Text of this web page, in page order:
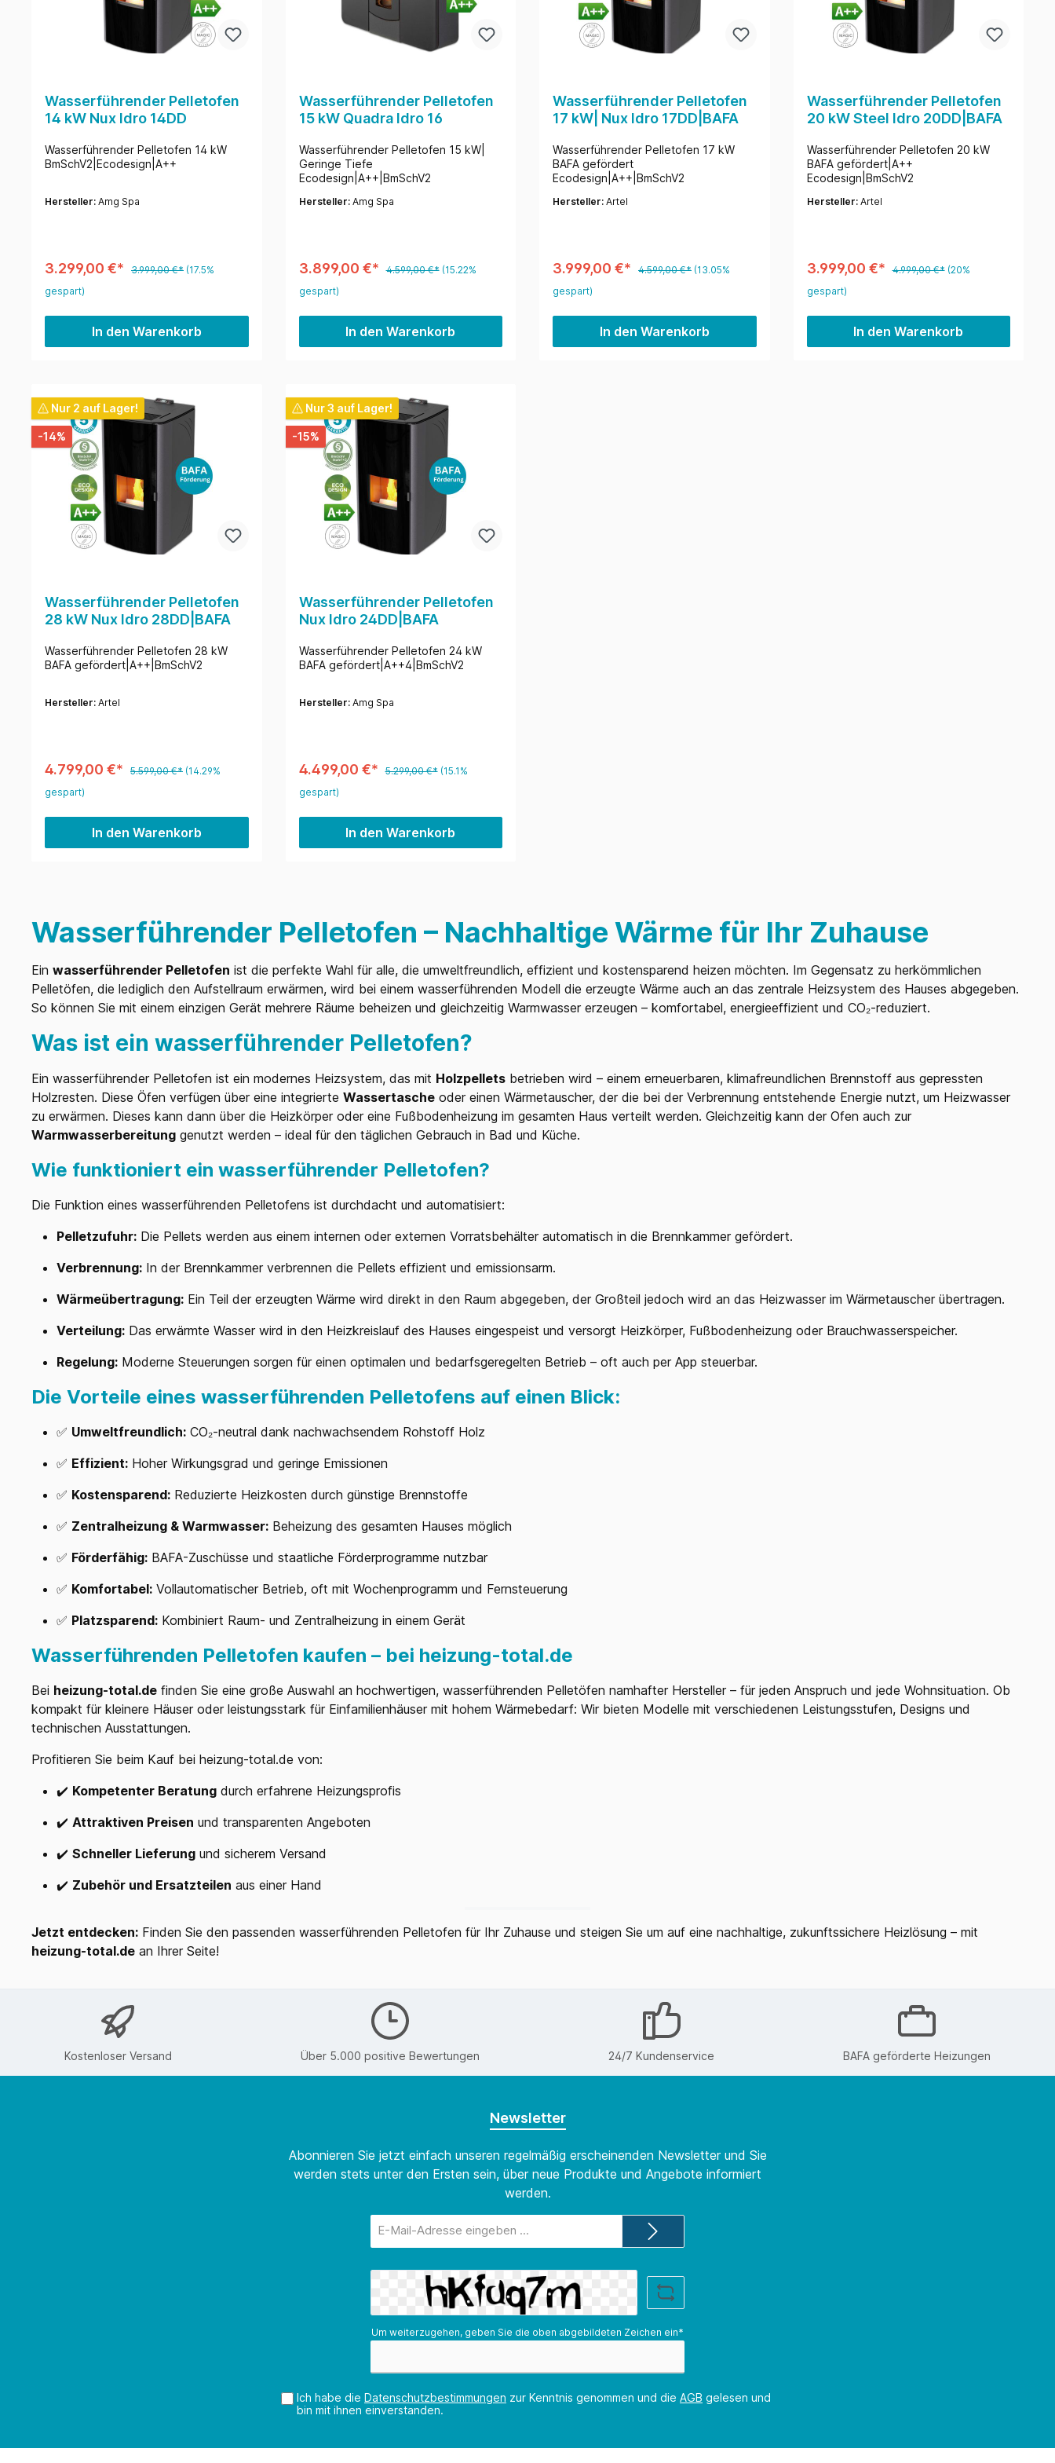
Wasserführender Pelletofen
14 kW Nux Idro 14DD
Wasserführender Pelletofen 14 kW
BmSchV2|Ecodesign|A++
Hersteller: Amg Spa
3.299,00 €* 3.999,00 €* (17.5%
gespart)
In den Warenkorb
Wasserführender Pelletofen
15 kW Quadra Idro 16
Wasserführender Pelletofen 15 kW|
Geringe Tiefe
Ecodesign|A++|BmSchV2
Hersteller: Amg Spa
3.899,00 €* 4.599,00 €* (15.22%
gespart)
In den Warenkorb
Wasserführender Pelletofen
17 kW| Nux Idro 17DD|BAFA
Wasserführender Pelletofen 17 kW
BAFA gefördert
Ecodesign|A++|BmSchV2
Hersteller: Artel
3.999,00 €* 4.599,00 €* (13.05%
gespart)
In den Warenkorb
Wasserführender Pelletofen
20 kW Steel Idro 20DD|BAFA
Wasserführender Pelletofen 20 kW
BAFA gefördert|A++
Ecodesign|BmSchV2
Hersteller: Artel
3.999,00 €* 4.999,00 €* (20%
gespart)
In den Warenkorb
Nur 2 auf Lager!
-14%
Wasserführender Pelletofen
28 kW Nux Idro 28DD|BAFA
Wasserführender Pelletofen 28 kW
BAFA gefördert|A++|BmSchV2
Hersteller: Artel
4.799,00 €* 5.599,00 €* (14.29%
gespart)
In den Warenkorb
Nur 3 auf Lager!
-15%
Wasserführender Pelletofen
Nux Idro 24DD|BAFA
Wasserführender Pelletofen 24 kW
BAFA gefördert|A++4|BmSchV2
Hersteller: Amg Spa
4.499,00 €* 5.299,00 €* (15.1%
gespart)
In den Warenkorb
Wasserführender Pelletofen – Nachhaltige Wärme für Ihr Zuhause
Ein wasserführender Pelletofen ist die perfekte Wahl für alle, die umweltfreundlich, effizient und kostensparend heizen möchten. Im Gegensatz zu herkömmlichen
Pelletöfen, die lediglich den Aufstellraum erwärmen, wird bei einem wasserführenden Modell die erzeugte Wärme auch an das zentrale Heizsystem des Hauses abgegeben.
So können Sie mit einem einzigen Gerät mehrere Räume beheizen und gleichzeitig Warmwasser erzeugen – komfortabel, energieeffizient und CO₂-reduziert.
Was ist ein wasserführender Pelletofen?
Ein wasserführender Pelletofen ist ein modernes Heizsystem, das mit Holzpellets betrieben wird – einem erneuerbaren, klimafreundlichen Brennstoff aus gepressten
Holzresten. Diese Öfen verfügen über eine integrierte Wassertasche oder einen Wärmetauscher, der die bei der Verbrennung entstehende Energie nutzt, um Heizwasser
zu erwärmen. Dieses kann dann über die Heizkörper oder eine Fußbodenheizung im gesamten Haus verteilt werden. Gleichzeitig kann der Ofen auch zur
Warmwasserbereitung genutzt werden – ideal für den täglichen Gebrauch in Bad und Küche.
Wie funktioniert ein wasserführender Pelletofen?
Die Funktion eines wasserführenden Pelletofens ist durchdacht und automatisiert:
Pelletzufuhr: Die Pellets werden aus einem internen oder externen Vorratsbehälter automatisch in die Brennkammer gefördert.
Verbrennung: In der Brennkammer verbrennen die Pellets effizient und emissionsarm.
Wärmeübertragung: Ein Teil der erzeugten Wärme wird direkt in den Raum abgegeben, der Großteil jedoch wird an das Heizwasser im Wärmetauscher übertragen.
Verteilung: Das erwärmte Wasser wird in den Heizkreislauf des Hauses eingespeist und versorgt Heizkörper, Fußbodenheizung oder Brauchwasserspeicher.
Regelung: Moderne Steuerungen sorgen für einen optimalen und bedarfsgeregelten Betrieb – oft auch per App steuerbar.
Die Vorteile eines wasserführenden Pelletofens auf einen Blick:
✅ Umweltfreundlich: CO₂-neutral dank nachwachsendem Rohstoff Holz
✅ Effizient: Hoher Wirkungsgrad und geringe Emissionen
✅ Kostensparend: Reduzierte Heizkosten durch günstige Brennstoffe
✅ Zentralheizung & Warmwasser: Beheizung des gesamten Hauses möglich
✅ Förderfähig: BAFA-Zuschüsse und staatliche Förderprogramme nutzbar
✅ Komfortabel: Vollautomatischer Betrieb, oft mit Wochenprogramm und Fernsteuerung
✅ Platzsparend: Kombiniert Raum- und Zentralheizung in einem Gerät
Wasserführenden Pelletofen kaufen – bei heizung-total.de
Bei heizung-total.de finden Sie eine große Auswahl an hochwertigen, wasserführenden Pelletöfen namhafter Hersteller – für jeden Anspruch und jede Wohnsituation. Ob
kompakt für kleinere Häuser oder leistungsstark für Einfamilienhäuser mit hohem Wärmebedarf: Wir bieten Modelle mit verschiedenen Leistungsstufen, Designs und
technischen Ausstattungen.
Profitieren Sie beim Kauf bei heizung-total.de von:
✔️ Kompetenter Beratung durch erfahrene Heizungsprofis
✔️ Attraktiven Preisen und transparenten Angeboten
✔️ Schneller Lieferung und sicherem Versand
✔️ Zubehör und Ersatzteilen aus einer Hand
Jetzt entdecken: Finden Sie den passenden wasserführenden Pelletofen für Ihr Zuhause und steigen Sie um auf eine nachhaltige, zukunftssichere Heizlösung – mit
heizung-total.de an Ihrer Seite!
Kostenloser Versand Über 5.000 positive Bewertungen 24/7 Kundenservice BAFA geförderte Heizungen
Newsletter
Abonnieren Sie jetzt einfach unseren regelmäßig erscheinenden Newsletter und Sie
werden stets unter den Ersten sein, über neue Produkte und Angebote informiert
werden.
Mail-
Adresse*
Um weiterzugehen, geben Sie die oben abgebildeten Zeichen ein*
Ich habe die Datenschutzbestimmungen zur Kenntnis genommen und die AGB gelesen und
bin mit ihnen einverstanden.